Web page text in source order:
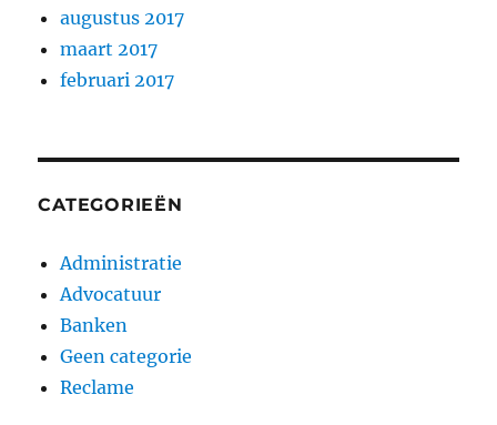
augustus 2017
maart 2017
februari 2017
CATEGORIEËN
Administratie
Advocatuur
Banken
Geen categorie
Reclame